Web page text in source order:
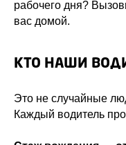
рабочего дня?
вас домой.
КТО НАШИ
Это не случайные
Каждый водитель